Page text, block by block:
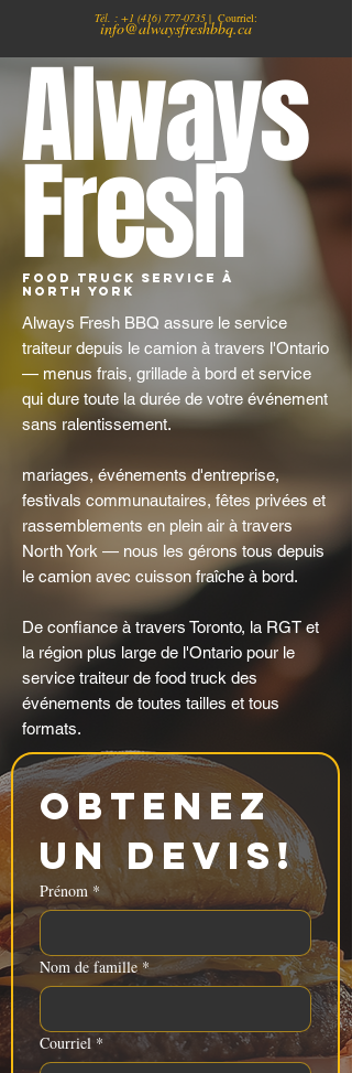
Tél. : +1 (416) 777-0735 | Courriel:
info@alwaysfreshbbq.ca
Always
Fresh
Food Truck Service À
North York
Always Fresh BBQ assure le service
traiteur depuis le camion à travers l'Ontario
— menus frais, grillade à bord et service
qui dure toute la durée de votre événement
sans ralentissement.
mariages, événements d'entreprise,
festivals communautaires, fêtes privées et
rassemblements en plein air à travers
North York — nous les gérons tous depuis
le camion avec cuisson fraîche à bord.
De confiance à travers Toronto, la RGT et
la région plus large de l'Ontario pour le
service traiteur de food truck des
événements de toutes tailles et tous
formats.
Obtenez
un devis!
Prénom *
Nom de famille *
Courriel *